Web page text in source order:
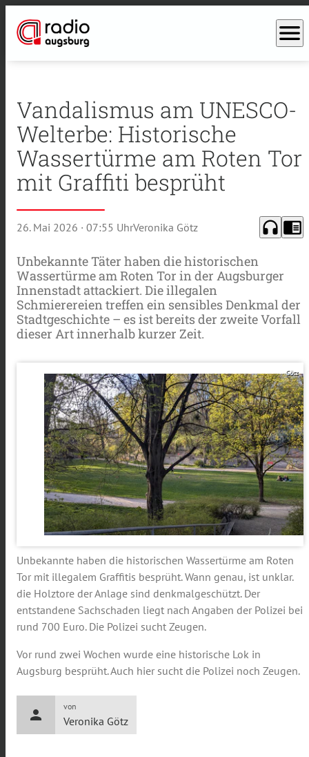
menu
Vandalismus am UNESCO-
Welterbe: Historische
Wassertürme am Roten Tor
mit Graffiti besprüht
26. Mai 2026 · 07:55 UhrVeronika Götz headphones chrome_reader_mode
Unbekannte Täter haben die historischen
Wassertürme am Roten Tor in der Augsburger
Innenstadt attackiert. Die illegalen
Schmierereien treffen ein sensibles Denkmal der
Stadtgeschichte – es ist bereits der zweite Vorfall
dieser Art innerhalb kurzer Zeit.
Götz
Unbekannte haben die historischen Wassertürme am Roten
Tor mit illegalem Graffitis besprüht. Wann genau, ist unklar.
die Holztore der Anlage sind denkmalgeschützt. Der
entstandene Sachschaden liegt nach Angaben der Polizei bei
rund 700 Euro. Die Polizei sucht Zeugen.
Vor rund zwei Wochen wurde eine historische Lok in
Augsburg besprüht. Auch hier sucht die Polizei noch Zeugen.
person
von
Veronika Götz